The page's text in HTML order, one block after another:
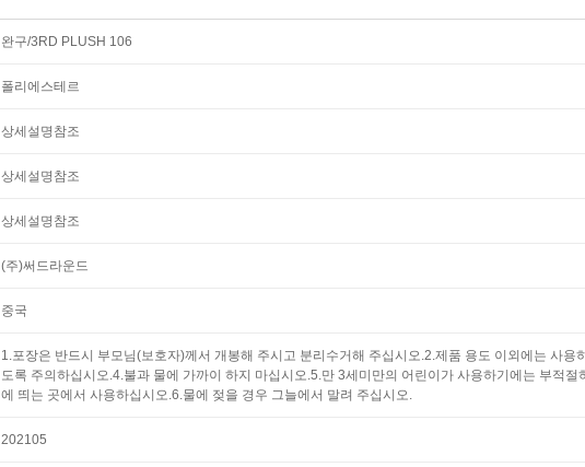
완구/3RD PLUSH 106
폴리에스테르
상세설명참조
상세설명참조
상세설명참조
(주)써드라운드
중국
1.포장은 반드시 부모님(보호자)께서 개봉해 주시고 분리수거해 주십시오.2.제품 용도 이외에는 사용
도록 주의하십시오.4.불과 물에 가까이 하지 마십시오.5.만 3세미만의 어린이가 사용하기에는 부적
에 띄는 곳에서 사용하십시오.6.물에 젖을 경우 그늘에서 말려 주십시오.
202105